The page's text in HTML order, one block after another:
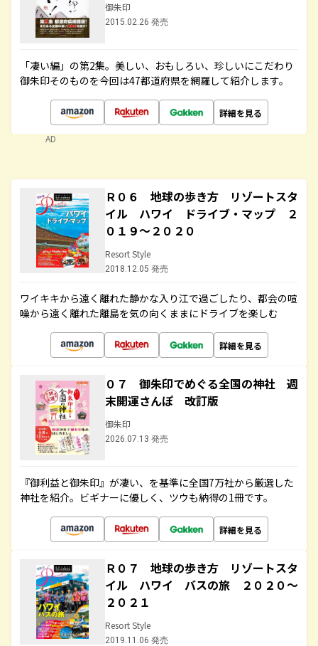
御朱印
2015.02.26 発売
「凄い編」の第2集。美しい、おもしろい、珍しいにこだわり
御朱印そのものを今回は47都道府県を網羅して紹介します。
詳細を見る
AD
Ｒ０６ 地球の歩き方 リゾートスタ
イル ハワイ ドライブ・マップ ２
０１９～２０２０
Resort Style
2018.12.05 発売
ワイキキから遠く離れた静かな入り江で過ごしたり、都会の喧
噪から遠く離れた離島を気の向くままにドライブを楽しむ
詳細を見る
０７ 御朱印でめぐる全国の神社 週
末開運さんぽ 改訂版
御朱印
2026.07.13 発売
『御利益と御朱印』が凄い、を基準に全国7万社から厳選した
神社を紹介。ビギナーに優しく、ツウも納得の1冊です。
詳細を見る
Ｒ０７ 地球の歩き方 リゾートスタ
イル ハワイ バスの旅 ２０２０～
２０２１
Resort Style
2019.11.06 発売